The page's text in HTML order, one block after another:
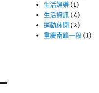
生活娛樂 (1)
生活資訊 (4)
運動休閒 (2)
重慶南路一段 (1)